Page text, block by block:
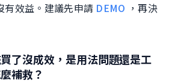
有效益。建議先申請 DEMO ，再決
了沒成效，是用法問題還是工
補救？